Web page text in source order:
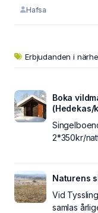
Hafsa
Erbjudanden i
Boka
(Hedekas/
2*350kr/
Naturens
Vid
samlas